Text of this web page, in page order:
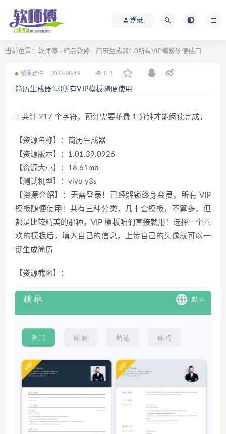
登录
当前位置： 软师傅 > 精品软件 > 简历生成器1.0所有VIP模板随便使用
精品软件 2023-08-19 148
简历生成器1.0所有VIP模板随便使用
共计 217 个字符，预计需要花费 1 分钟才能阅读完成。
【资源名称】：简历生成器
【资源版本】：1.01.39.0926
【资源大小】：16.61mb
【测试机型】：vivo y3s
【资源介绍】：无需登录！已经解锁终身会员，所有 VIP
模板随便使用！共有三种分类，几十套模板，不算多，但
都是比较精美的那种，VIP 模板咱们直接就用！选择一个喜
欢的模板后，填入自己的信息，上传自己的头像就可以一
键生成简历
【资源截图】：